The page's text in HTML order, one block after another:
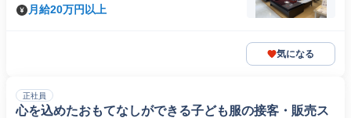
月給20万円以上
気になる
正社員
心を込めたおもてなしができる子ども服の接客・販売ス